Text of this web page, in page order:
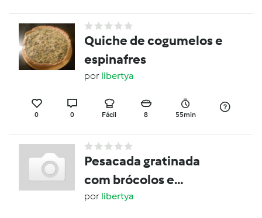
Quiche de cogumelos e
espinafres
por libertya
0 0 Fácil 8 55min
Pesacada gratinada
com brócolos e
mostarda
por libertya